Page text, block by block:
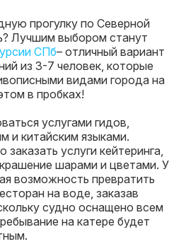
прогулку по Северной
Лучшим выбором станут
СПб– отличный вариант
из 3-7 человек, которые
видами города на
в пробках!
услугами гидов,
и китайским языками.
услуги кейтеринга,
шарами и цветами. У
возможность превратить
на воде, заказав
судно оснащено всем
на катере будет